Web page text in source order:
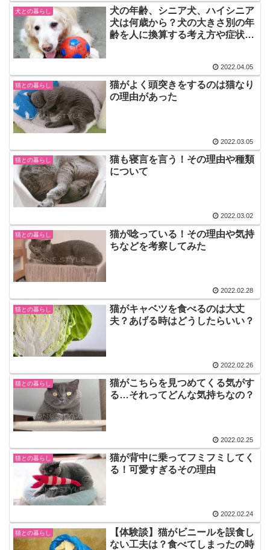
犬との暮らし
犬の年齢、シニア犬、ハイシニア
犬は何歳から？犬の大きさ別の年
齢を人に換算する考え方や症状も
2022.04.05
猫との暮らし
猫がよく頭突きをするのは猫なり
の理由があった
2022.03.05
猫との暮らし
猫も寝言を言う！その理由や種類
について
2022.03.02
猫との暮らし
猫が唸っている！その理由や気持
ちなどを考察してみた
2022.02.28
猫との暮らし
猫がキャベツを食べるのは大丈
夫？あげる時はどうしたらいい？
2022.02.26
猫との暮らし
猫がこちらを見つめてくる気がす
る…それってどんな気持ちなの？
2022.02.25
猫との暮らし
猫が背中に乗ってフミフミしてく
る！可愛すぎるその理由
2022.02.24
猫との暮らし
【体験談】猫がビニールを誤食し
ない工夫は？食べてしまったの時